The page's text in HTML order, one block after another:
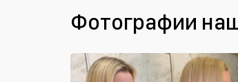
Фотографии